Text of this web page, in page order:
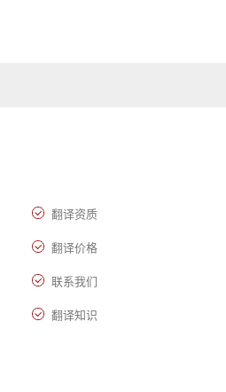
翻译资质
翻译价格
联系我们
翻译知识